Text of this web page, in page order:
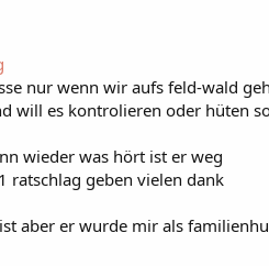
nur wenn wir aufs feld-wald
will es kontrolieren oder hüten
wieder was hört ist er weg
ratschlag geben vielen dank
aber er wurde mir als